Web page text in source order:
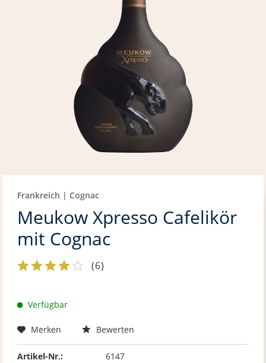
Frankreich | Cognac
Meukow Xpresso Cafelikör
mit Cognac
(6)
Verfügbar
Merken Bewerten
Artikel-Nr.:
6147